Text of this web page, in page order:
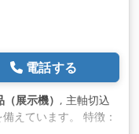
電話する
展示機） , 主軸切込
えています。 特徴：